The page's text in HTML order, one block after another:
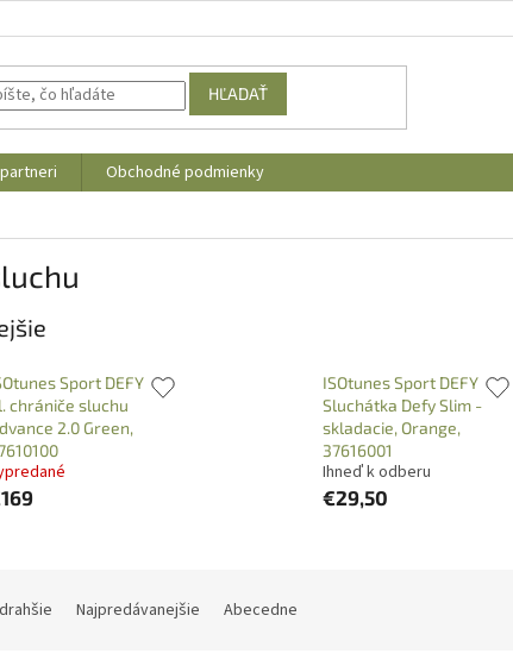
HĽADAŤ
Obchodné podmienky
Sport DEFY
chrániče sluchu
2.0 Green,
ISOtunes Sport DEFY
Sluchátka Defy Slim -
skladacie, Orange,
37616001
Ihneď k odberu
€29,50
Najpredávanejšie Abecedne